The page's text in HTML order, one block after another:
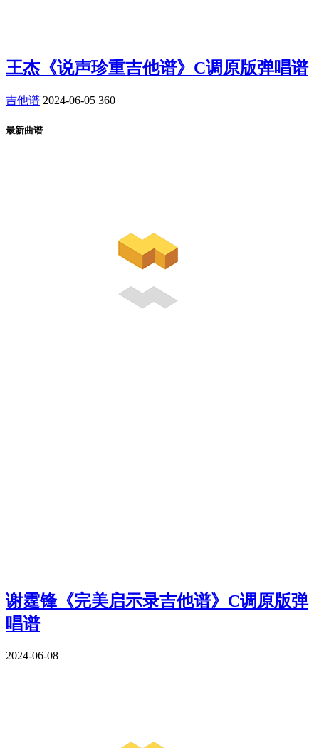
王杰《说声珍重吉他谱》C调原版弹唱谱
吉他谱 2024-06-05 360
最新曲谱
谢霆锋《完美启示录吉他谱》C调原版弹
唱谱
2024-06-08